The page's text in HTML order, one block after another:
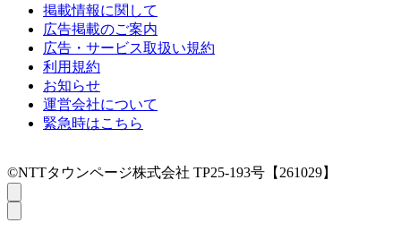
掲載情報に関して
広告掲載のご案内
広告・サービス取扱い規約
利用規約
お知らせ
運営会社について
緊急時はこちら
©NTTタウンページ株式会社 TP25-193号【261029】